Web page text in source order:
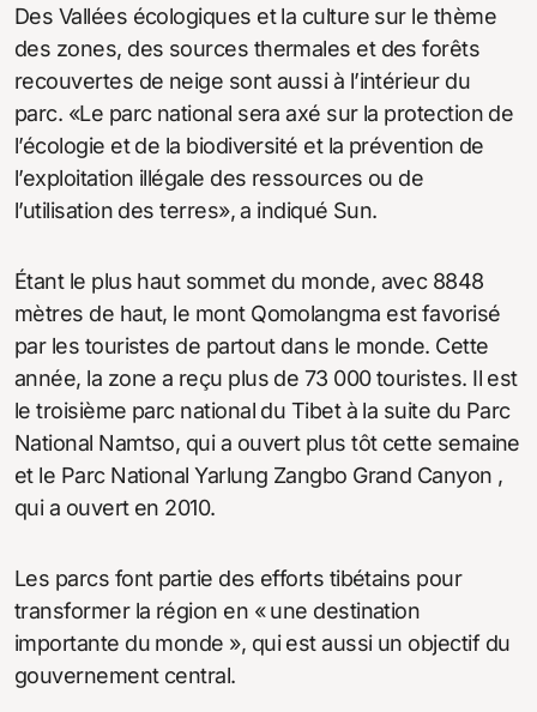
Des Vallées écologiques et la culture sur le thème
des zones, des sources thermales et des forêts
recouvertes de neige sont aussi à l’intérieur du
parc. «Le parc national sera axé sur la protection de
l’écologie et de la biodiversité et la prévention de
l’exploitation illégale des ressources ou de
l’utilisation des terres», a indiqué Sun.
Étant le plus haut sommet du monde, avec 8848
mètres de haut, le mont Qomolangma est favorisé
par les touristes de partout dans le monde. Cette
année, la zone a reçu plus de 73 000 touristes. Il est
le troisième parc national du Tibet à la suite du Parc
National Namtso, qui a ouvert plus tôt cette semaine
et le Parc National Yarlung Zangbo Grand Canyon ,
qui a ouvert en 2010.
Les parcs font partie des efforts tibétains pour
transformer la région en « une destination
importante du monde », qui est aussi un objectif du
gouvernement central.